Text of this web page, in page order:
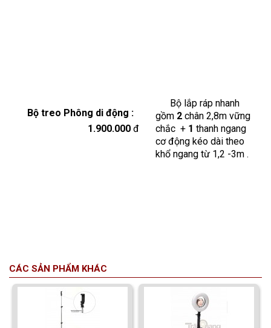
Bộ treo Phông di động :
1.900.000 đ
Bộ lắp ráp nhanh
gồm 2 chân 2,8m vững
chắc + 1 thanh ngang
cơ động kéo dài theo
khổ ngang từ 1,2 -3m .
CÁC SẢN PHẨM KHÁC